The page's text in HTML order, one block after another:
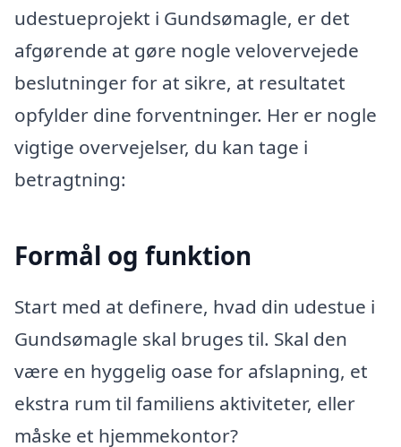
udestueprojekt i Gundsømagle, er det
afgørende at gøre nogle velovervejede
beslutninger for at sikre, at resultatet
opfylder dine forventninger. Her er nogle
vigtige overvejelser, du kan tage i
betragtning:
Formål og funktion
Start med at definere, hvad din udestue i
Gundsømagle skal bruges til. Skal den
være en hyggelig oase for afslapning, et
ekstra rum til familiens aktiviteter, eller
måske et hjemmekontor?